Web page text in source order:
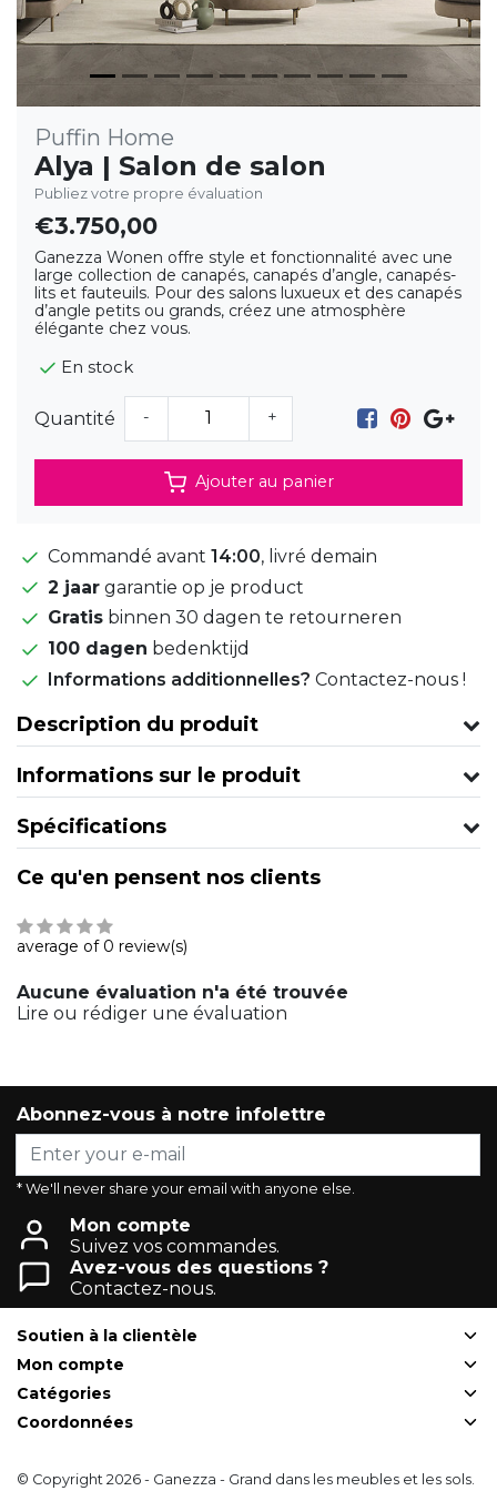
Puffin Home
Alya | Salon de salon
Publiez votre propre évaluation
€3.750,00
Ganezza Wonen offre style et fonctionnalité avec une
large collection de canapés, canapés d’angle, canapés-
lits et fauteuils. Pour des salons luxueux et des canapés
d’angle petits ou grands, créez une atmosphère
élégante chez vous.
En stock
Quantité - +
Ajouter au panier
Commandé avant 14:00, livré demain
2 jaar garantie op je product
Gratis binnen 30 dagen te retourneren
100 dagen bedenktijd
Informations additionnelles? Contactez-nous !
Description du produit
Informations sur le produit
Spécifications
Ce qu'en pensent nos clients
average of 0 review(s)
Aucune évaluation n'a été trouvée
Lire ou rédiger une évaluation
Abonnez-vous à notre infolettre
* We'll never share your email with anyone else.
Mon compte
Suivez vos commandes.
Avez-vous des questions ?
Contactez-nous.
Soutien à la clientèle
Mon compte
Catégories
Coordonnées
© Copyright 2026 - Ganezza - Grand dans les meubles et les sols.